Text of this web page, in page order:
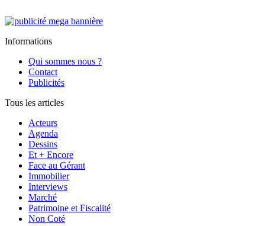
Informations
Qui sommes nous ?
Contact
Publicités
Tous les articles
Acteurs
Agenda
Dessins
Et + Encore
Face au Gérant
Immobilier
Interviews
Marché
Patrimoine et Fiscalité
Non Coté